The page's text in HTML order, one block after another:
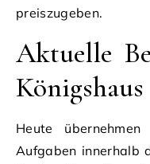
preiszugeben.
Aktuelle
Königshaus
Heute übernehmen
Aufgaben innerhalb